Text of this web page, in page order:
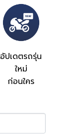
อัปเดตรถรุ่น
ใหม่
ก่อนใคร